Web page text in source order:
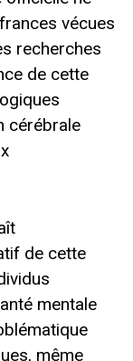
vécues
recherches
de cette
cérébrale
de cette
mentale
même